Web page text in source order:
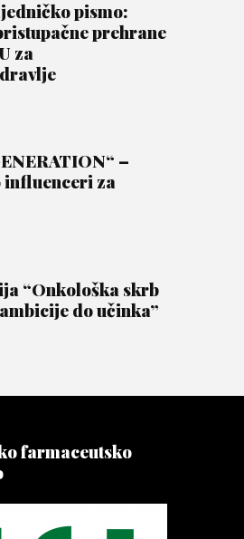
pismo:
prehrane
za
–
za
“Onkološka skrb
do učinka”
farmaceutsko